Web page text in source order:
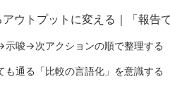
アウトプットに変える｜「報告
唆→次アクションの順で整理する
も通る「比較の言語化」を意識する